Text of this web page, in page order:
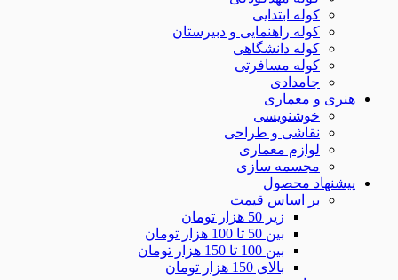
کوله ابتدایی
کوله راهنمایی و دبیرستان
کوله دانشگاهی
کوله مسافرتی
جامدادی
هنری و معماری
خوشنویسی
نقاشی و طراحی
لوازم معماری
مجسمه سازی
پیشنهاد محصول
بر اساس قیمت
زیر 50 هزار تومان
بین 50 تا 100 هزار تومان
بین 100 تا 150 هزار تومان
بالای 150 هزار تومان